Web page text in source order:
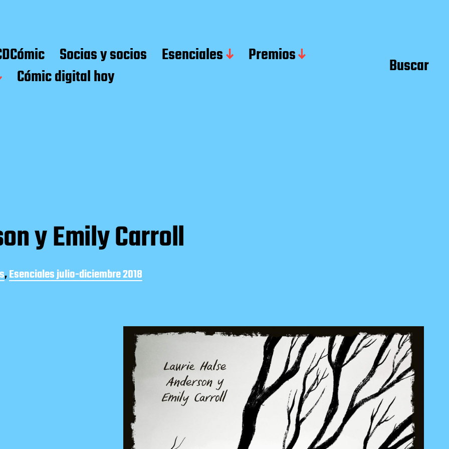
Socias y socios Esenciales
Premios
Cómic digital hoy Buscar
y Emily Carroll
,Esenciales julio-diciembre 2018